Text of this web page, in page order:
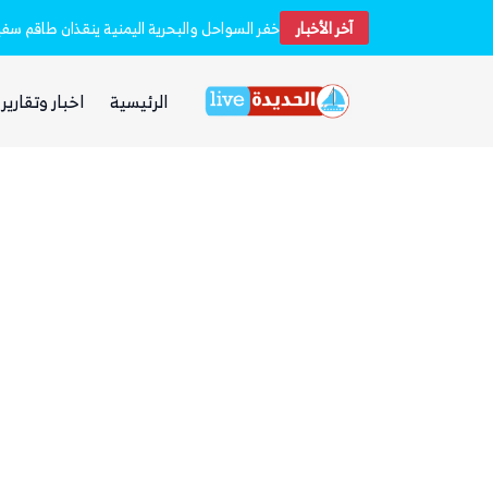
آخر الأخبار
الرئيسية اخبار وتقارير